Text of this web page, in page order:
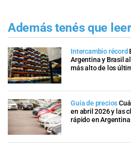
Además tenés que
Intercambio récord
Argentina y Brasil
más alto de los
Guía de precios
en abril 2026 y las
rápido en Argentina